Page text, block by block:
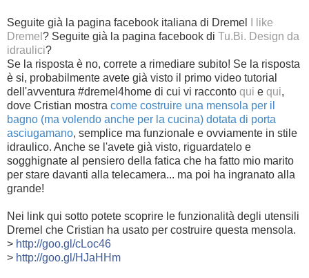
Seguite già la pagina facebook italiana di Dremel
I like
Dremel ? Seguite già la pagina facebook di Tu.Bi. Design da
idraulici?
Se la risposta è no, correte a rimediare subito! Se la risposta
è si, probabilmente avete già visto il primo video tutorial
dell'avventura #dremel4home di cui vi racconto qui e qui,
dove Cristian mostra come costruire una mensola per il
bagno (ma volendo anche per la cucina) dotata di porta
asciugamano, semplice ma funzionale e ovviamente in stile
idraulico. Anche se l'avete già visto, riguardatelo e
sogghignate al pensiero della fatica che ha fatto mio marito
per stare davanti alla telecamera... ma poi ha ingranato alla
grande!
Nei link qui sotto potete scoprire le funzionalità degli utensili
Dremel che Cristian ha usato per costruire questa mensola.
> http://goo.gl/cLoc46
> http://goo.gl/HJaHHm